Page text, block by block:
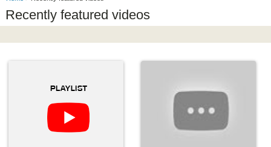
Recently featured videos